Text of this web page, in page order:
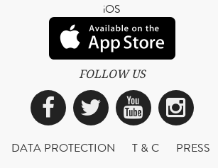
iOS
FOLLOW US
Facebook
Twitter
DATA PROTECTION T & C
PRESS